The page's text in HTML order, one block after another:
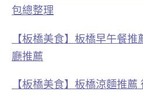
包總整理
【板橋美食】板橋早午餐
廳推薦
【板橋美食】板橋涼麵推